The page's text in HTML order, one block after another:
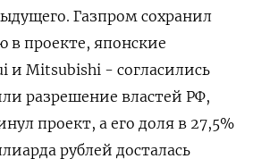
Газпром сохранил
в проекте, японские
и Mitsubishi - согласились
разрешение властей РФ,
проект, а его доля в 27,5%
рублей досталась